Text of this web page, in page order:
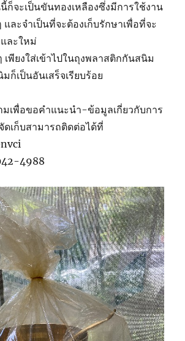
ก็จะเป็นขันทองเหลืองซึ่งมีการใช้งาน
ละจำเป็นที่จะต้องเก็บรักษาเพื่อที่จะ
ละใหม่
เพียงใส่เข้าไปในถุงพลาสติกกันสนิม
ก็เป็นอันเสร็จเรียบร้อย
เพื่อขอคำแนะนำ-ข้อมูลเกี่ยวกับการ
เก็บสามารถติดต่อได้ที่
4988